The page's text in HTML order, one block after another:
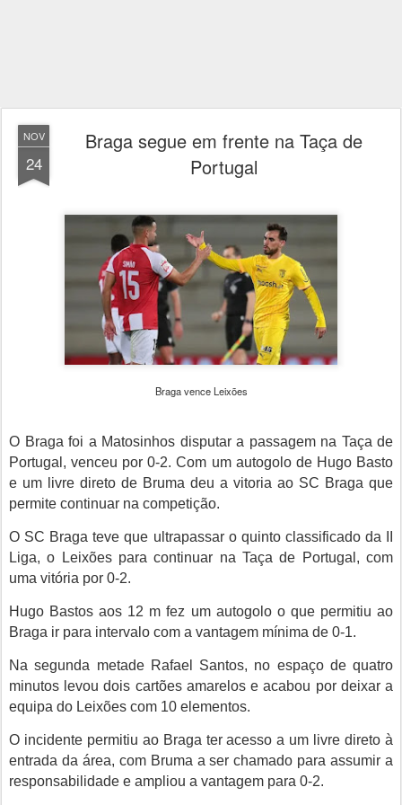
NOV
24
Braga segue em frente na Taça de
Portugal
Braga vence Leixões
O Braga foi a Matosinhos disputar a passagem na Taça de
Portugal, venceu por 0-2. Com um autogolo de Hugo Basto
e um livre direto de Bruma deu a vitoria ao SC Braga que
permite continuar na competição.
O SC Braga teve que ultrapassar o quinto classificado da II
Liga, o Leixões para continuar na Taça de Portugal, com
uma vitória por 0-2.
Hugo Bastos aos 12 m fez um autogolo o que permitiu ao
Braga ir para intervalo com a vantagem mínima de 0-1.
Na segunda metade Rafael Santos, no espaço de quatro
minutos levou dois cartões amarelos e acabou por deixar a
equipa do Leixões com 10 elementos.
O incidente permitiu ao Braga ter acesso a um livre direto à
entrada da área, com Bruma a ser chamado para assumir a
responsabilidade e ampliou a vantagem para 0-2.